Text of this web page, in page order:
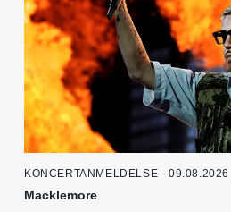
KONCERTANMELDELSE - 09.08.2026
Macklemore